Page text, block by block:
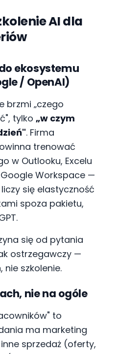
AI dla
ekosystemu
/ OpenAI)
brzmi „czego
tylko „w czym
. Firma
trenować
w Outlooku, Excelu
Google Workspace —
się elastyczność
spoza pakietu,
się od pytania
ostrzegawczy —
nie szkolenie.
nie na ogóle
to
ma marketing
sprzedaż (oferty,